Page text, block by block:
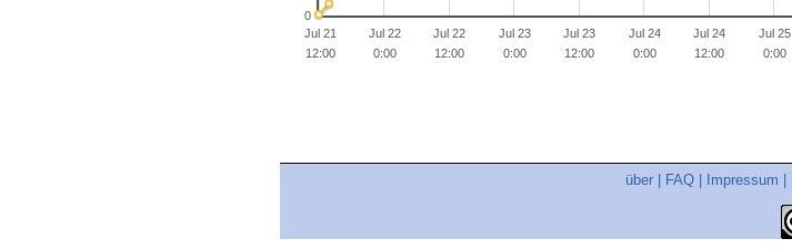
Jul 21
12:00
Jul 22
0:00
Jul 22
12:00
Jul 23
0:00
Jul 23
12:00
Jul 24
0:00
Jul 24
12:00
Jul 25
0:00
0
über FAQ Impressum